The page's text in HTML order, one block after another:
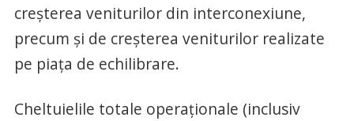
creşterea veniturilor din interconexiune,
precum şi de creşterea veniturilor realizate
pe piaţa de echilibrare.
Cheltuielile totale operaţionale (inclusiv